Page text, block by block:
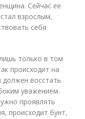
Сейчас ее
взрослым,
себя
только в том
происходит на
восстать
уважением.
проявлять
происходит бунт,